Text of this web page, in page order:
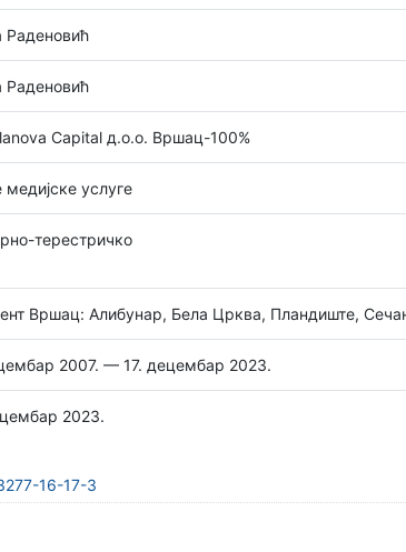
Раденовић
Раденовић
Capital д.о.о. Вршац-100%
услуге
терестричко
Вршац: Алибунар, Бела Црква, Пландиште,
2007. — 17. децембар 2023.
2023.
16-17-3